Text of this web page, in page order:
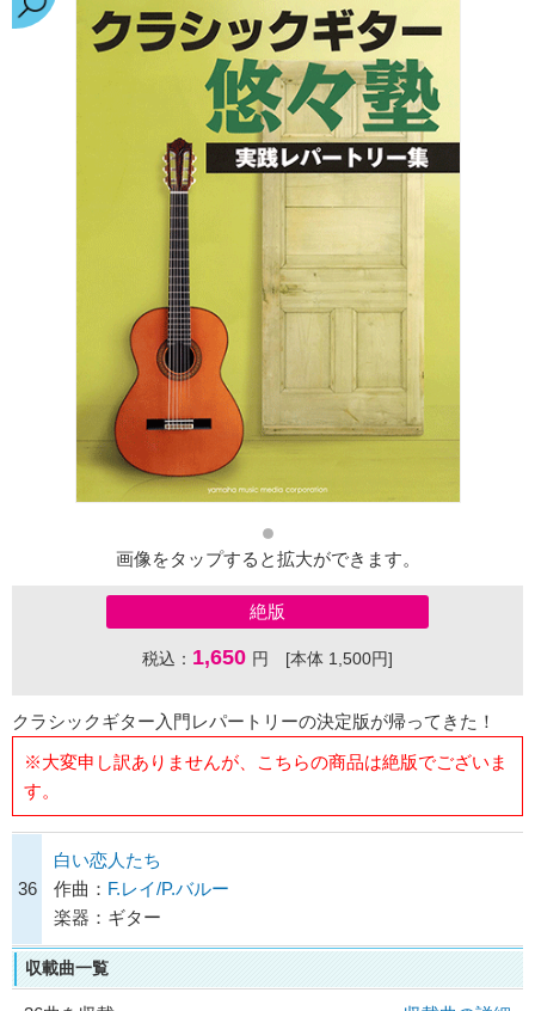
画像をタップすると拡大ができます。
絶版
税込： 1,650 円 [本体 1,500円]
クラシックギター入門レパートリーの決定版が帰ってきた！
※大変申し訳ありませんが、こちらの商品は絶版でございま
す。
36
白い恋人たち
作曲： F.レイ/P.バルー
楽器：ギター
収載曲一覧